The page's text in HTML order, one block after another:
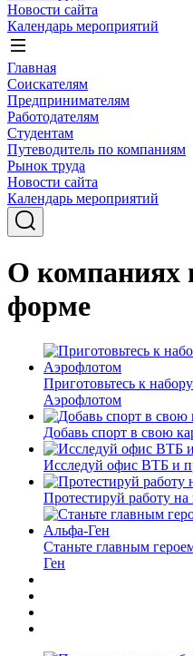
Новости сайта
Календарь мероприятий
Главная
Соискателям
Предпринимателям
Работодателям
Студентам
Путеводитель по компаниям
Рынок труда
Новости сайта
Календарь мероприятий
О компаниях
форме
Приготовьтесь к
Аэрофлотом
Добавь спорт в свою
Исследуй офис ВТБ и
Протестируй работу на
Станьте главным
Ген